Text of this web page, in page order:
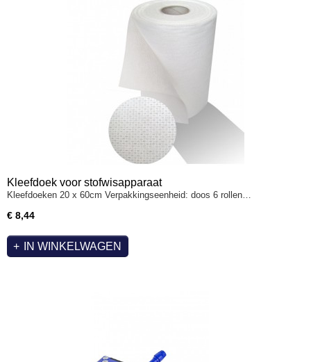
Kleefdoek voor stofwisapparaat
Kleefdoeken 20 x 60cm Verpakkingseenheid: doos 6 rollen…
€ 8,44
IN WINKELWAGEN